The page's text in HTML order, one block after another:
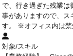
で、行き過ぎた残業
事がありますので、ス
す。 ※オフィス内は禁
対象/スキル